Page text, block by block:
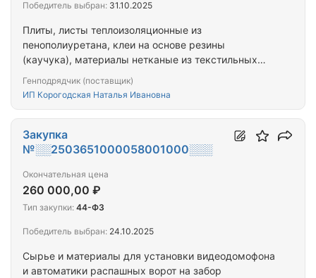
Плиты, листы теплоизоляционные из
пенополиуретана, клеи на основе резины
(каучука), материалы нетканые из текстильных
полимерными композициями, или с покрытием из
других полимеров, прочие, не включенные в
другие группировки, нитки швейные
синтетические, материалы нетканые, кроме
ватинов, скобы и аналогичные изделия
Генподрядчик (поставщик)
ИП Корогодская Наталья Ивановна
Победитель выбран: 31.10.2025
Сырье и материалы для установки видеодомофона
и автоматики распашных ворот на забор
Закупка
№░░2503651000058001000░░░
Окончательная цена
260 000,00 ₽
Тип закупки: 44-ФЗ
Победитель выбран: 24.10.2025